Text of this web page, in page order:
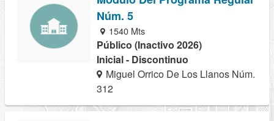
Núm. 5
1540 Mts
Público (Inactivo 2026)
Inicial - Discontinuo
Miguel Orrico De Los Llanos Núm.
312